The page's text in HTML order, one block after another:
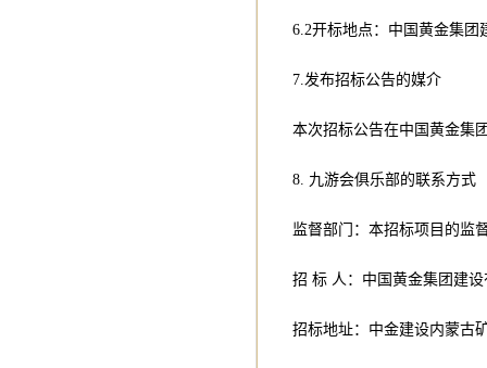
6.2开标地点：中国黄金集
7.发布招标公告的媒介
本次招标公告在中国黄金集
8. 九游会俱乐部的联系方式
监督部门：本招标项目的监
招 标 人：中国黄金集团建
招标地址：中金建设内蒙古